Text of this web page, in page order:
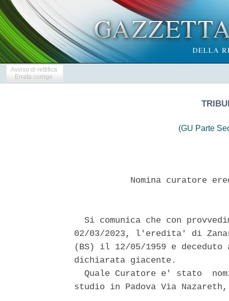
Avviso di rettifica
Errata corrige
(GU Parte
Nomina curatore
Si comunica che con
02/03/2023, l'eredita' di
(BS) il 12/05/1959 e
dichiarata giacente.
Quale Curatore e' stato
studio in Padova Via